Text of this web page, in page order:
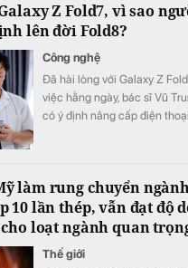
Z Fold7, vì sao
lên đời Fold8?
Công nghệ
Đã hài lòng với Galaxy Z
việc hằng ngày, bác sĩ Vũ
có ý định nâng cấp điện
tế.
làm rung chuyển
10 lần thép, vẫn đạt độ
loạt ngành quan
Thế giới